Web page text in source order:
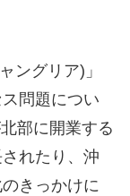
ングリア)」
問題につい
部に開業する
れたり、沖
きっかけに